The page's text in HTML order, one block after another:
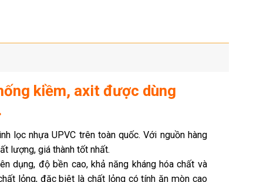
kiềm, axit được dùng
lọc nhựa UPVC trên toàn quốc. Với nguồn hàng
lượng, giá thành tốt nhất.
dụng, độ bền cao, khả năng kháng hóa chất và
lỏng, đặc biệt là chất lỏng có tính ăn mòn cao